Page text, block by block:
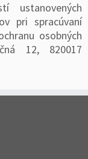
ustanovených
pri spracúvaní
osobných
12, 820017